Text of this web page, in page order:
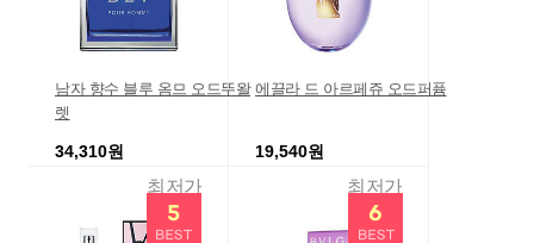
남자 향수 블루 옴므 오드뚜왈
렛
34,310원
최저가
에끌라 드 아르페쥬 오드퍼퓸
19,540원
최저가